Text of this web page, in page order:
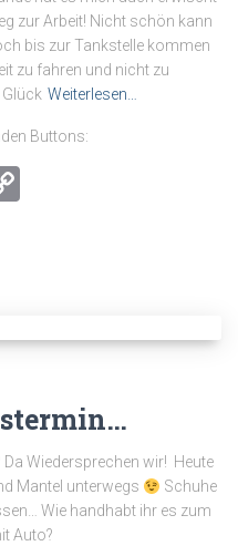
zur Arbeit! Nicht schön kann
bis zur Tankstelle kommen
zu fahren und nicht zu
Weiterlesen…
Buttons:
Wiedersprechen wir! Heute
Mantel unterwegs
Schuhe
Wie handhabt ihr es zum
Auto?